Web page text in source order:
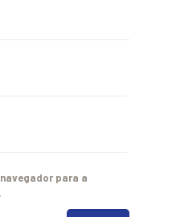
para a